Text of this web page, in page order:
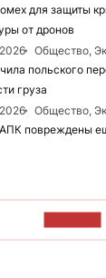
для защиты
от дронов
Общество,
польского
груза
Общество,
повреждены